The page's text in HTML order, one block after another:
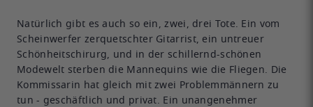
Natürlich gibt es auch so ein, zwei, drei Tote. Ein vom
Scheinwerfer zerquetschter Gitarrist, ein untreuer
Schönheitschirurg, und in der schillernd-schönen
Modewelt sterben die Mannequins wie die Fliegen. Die
Kommissarin hat gleich mit zwei Problemmännern zu
tun - geschäftlich und privat. Ein unangenehmer